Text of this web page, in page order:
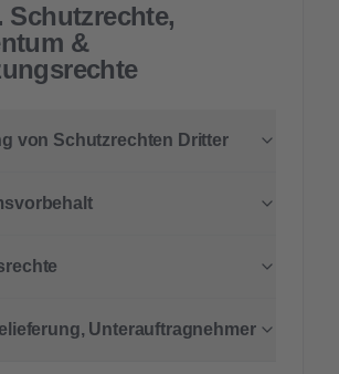
Schutzrechte,
&
von Schutzrechten Dritter
Unterauftragnehmer